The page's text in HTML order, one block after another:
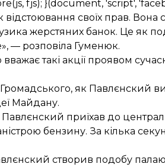
fjs); }(document, 'script',
відстоювання своїх прав.
жерстяних банок. Це як
— розповіла Гуменюк.
такі акції проявом
, як Павлєнский
Майдану.
приїхав до
бензину. За кілька
створив подобу